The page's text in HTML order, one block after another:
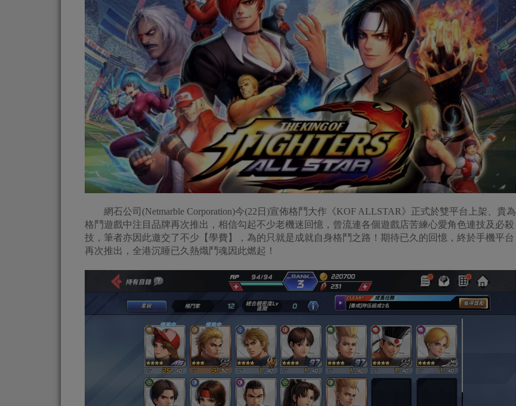
網石公司(Netmarble Corporation)今(22日)宣佈格鬥大作《KOF ALLSTAR》正式於雙平台上架、貴為
格鬥遊戲中注目品牌再次推出，相信勾起不少老機迷回憶，曾流連各個遊戲店苦練心愛角色連技及必殺
技，筆者亦因此邀交了不少【學費】，為的只就是成就自身格鬥之路！期待已久的回憶，終於手機平台
再次推出，全港沉睡已久熱熾鬥魂因此燃起！